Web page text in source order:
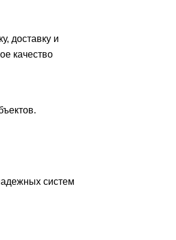
доставку и
качество
систем